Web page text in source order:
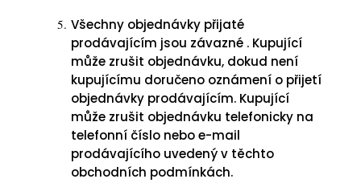
Všechny objednávky přijaté
prodávajícím jsou závazné . Kupující
může zrušit objednávku, dokud není
kupujícímu doručeno oznámení o přijetí
objednávky prodávajícím. Kupující
může zrušit objednávku telefonicky na
telefonní číslo nebo e-mail
prodávajícího uvedený v těchto
obchodních podmínkách.